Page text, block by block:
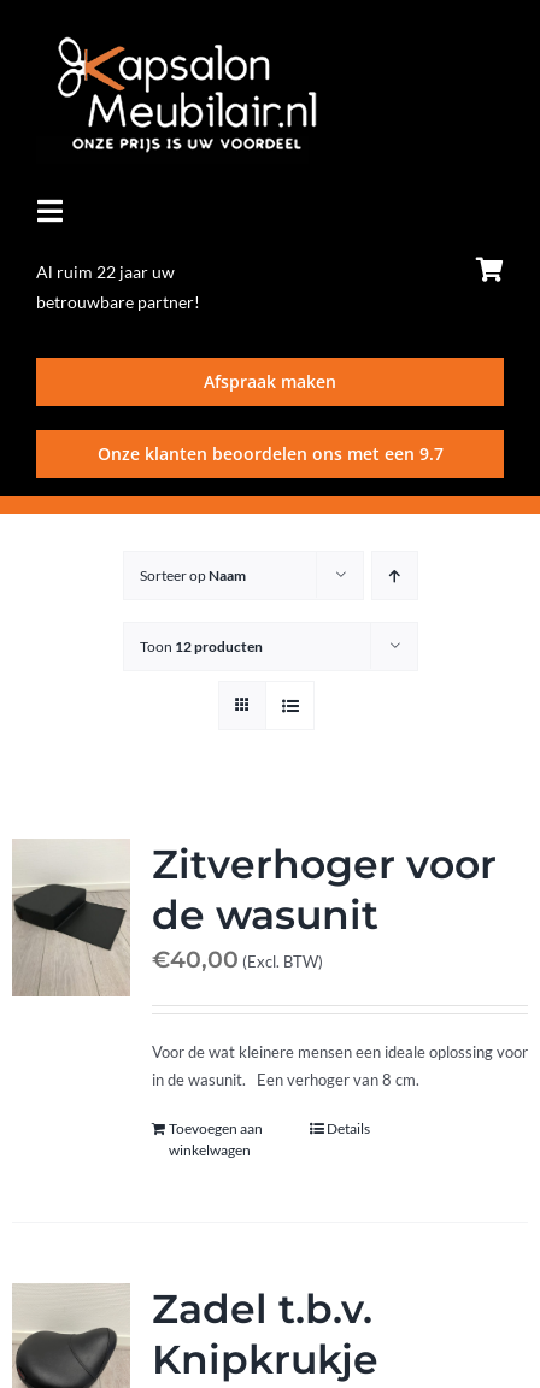
Toggle
Navigatie
Stoelen
Accessoires
Magazijnsale
Buitenkansjes
Afspraak maken
Al ruim 22 jaar uw
betrouwbare partner!
Afspraak maken
Onze klanten beoordelen ons met een 9.7
Sorteer opNaam
Toon 12 producten
Zitverhoger voor
de wasunit
€40,00 (Excl. BTW)
Voor de wat kleinere mensen een ideale oplossing voor
in de wasunit. Een verhoger van 8 cm.
Toevoegen aan
winkelwagen
Details
Zadel t.b.v.
Knipkrukje